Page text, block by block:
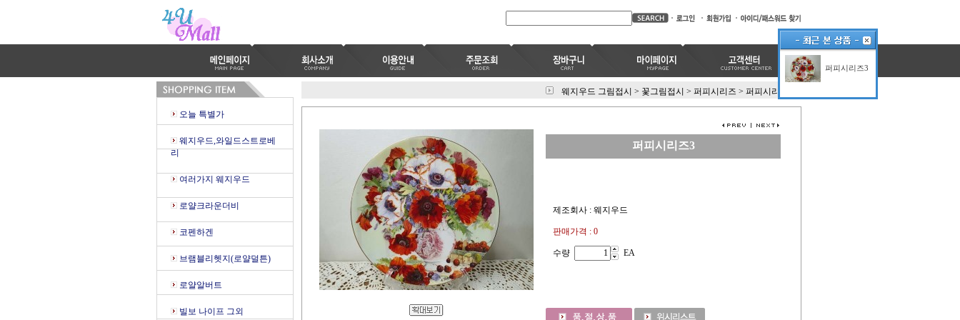
오늘 특별가
웨지우드,와일드스트로베
리
여러가지 웨지우드
로얄크라운더비
코펜하겐
브램블리헷지(로얄덜튼)
로얄알버트
빌보 나이프 그외
웨지우드 그림접시 > 꽃그림접시 > 퍼피시리즈 > 퍼피시리즈3
퍼피시리즈3
제조회사 : 웨지우드
판매가격 : 0
수량 EA
퍼피시리즈3